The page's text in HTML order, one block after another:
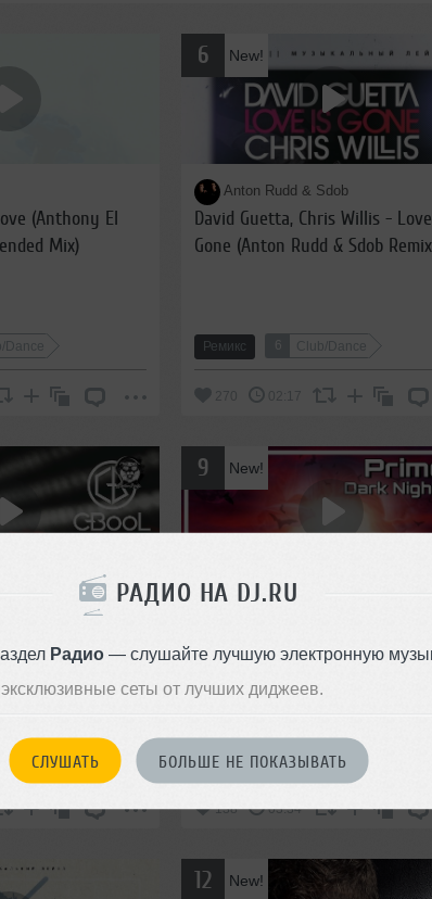
РАДИО НА DJ.RU
Радио— слушайте лучшую электронную
сеты от лучших диджеев.
СЛУШАТЬ БОЛЬШЕ НЕ ПОКАЗЫВАТЬ
05:04:(Anthony El
Mix)
Dance
6 New!
Anton Rudd & Sdob
David Guetta, Chris Willis -
Gone (Anton Rudd & Sdob
Ремикс 6 Club/Dance
270 02:17
Dance
9 New!
PRIME
Авторский трек 10 Club/Dance
138 03:34
12 New!